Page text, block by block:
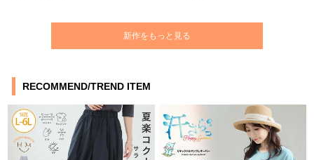
新作をもっと見る
RECOMMEND/TREND ITEM